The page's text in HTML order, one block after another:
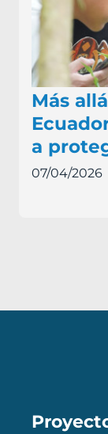
Más
a
07/04/2026